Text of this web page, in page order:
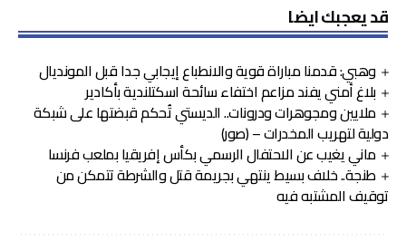
قد يعجبك ايضا
وهبي: قدمنا مباراة قوية والانطباع إيجابي جدا قبل المونديال
بلاغ أمني يفند مزاعم اختفاء سائحة اسكتلندية بأكادير
ملايين ومجوهرات ودرونات.. الديستي تُحكم قبضتها على شبكة
دولية لتهريب المخدرات – (صور)
ماني يغيب عن الاحتفال الرسمي بكأس إفريقيا بملعب فرنسا
طنجة.. خلاف بسيط ينتهي بجريمة قتل والشرطة تتمكن من
توقيف المشتبه فيه